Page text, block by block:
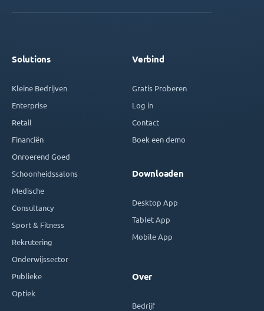
Solutions
Kleine Bedrijven
Enterprise
Retail
Financiën
Onroerend Goed
Schoonheidssalons
Medische
Consultancy
Sport & Fitness
Rekrutering
Onderwijssector
Publieke
Optiek
Verbind
Gratis Proberen
Log in
Contact
Boek een demo
Downloaden
Desktop App
Tablet App
Mobile App
Over
Bedrijf